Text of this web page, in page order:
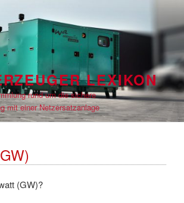
LEXIKON
rund um die sichere
mit einer Netzersatzanlage
(GW)?